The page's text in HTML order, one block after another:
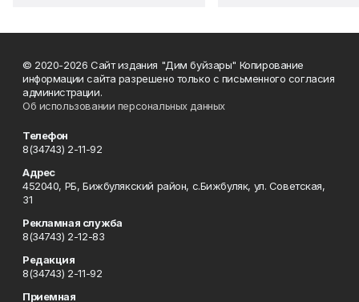
© 2020-2026 Сайт издания "Дим буйзары" Копирование
информации сайта разрешено только с письменного согласия
администрации.
Об использовании персональных данных
Телефон
8(34743) 2-11-92
Адрес
452040, РБ, Бижбулякский район, с.Бижбуляк, ул. Советская,
31
Рекламная служба
8(34743) 2-12-83
Редакция
8(34743) 2-11-92
Приемная